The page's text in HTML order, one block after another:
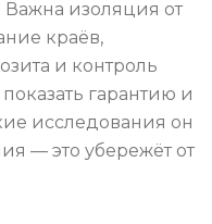
Важна изоляция от
краёв,
и контроль
гарантию и
исследования он
— это убережёт от